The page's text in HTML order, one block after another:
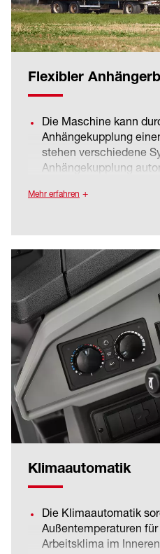
Flexibler
Die Maschine kann
Anhängekupplung
stehen verschiedene
Anhängekupplung
Anhängekupplung
werden können, muss
Druckluft-Bremse
Anhängerbremse
nationalen
Die Möglichkeit einen
erweitert das
und bietet mehr
Zugfahrzeug benötigt
Mehr erfahren
Klimaautomatik
Die Klimaautomatik
Außentemperaturen
Arbeitsklima im